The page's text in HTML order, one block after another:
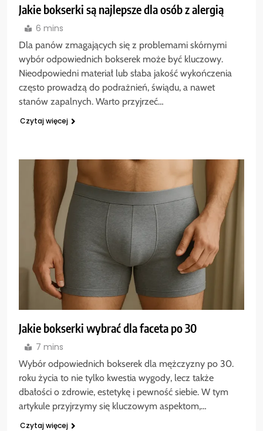
Jakie bokserki są najlepsze dla osób z alergią
6 mins
Dla panów zmagających się z problemami skórnymi
wybór odpowiednich bokserek może być kluczowy.
Nieodpowiedni materiał lub słaba jakość wykończenia
często prowadzą do podrażnień, świądu, a nawet
stanów zapalnych. Warto przyjrzeć…
Czytaj więcej
Jakie bokserki wybrać dla faceta po 30
7 mins
Wybór odpowiednich bokserek dla mężczyzny po 30.
roku życia to nie tylko kwestia wygody, lecz także
dbałości o zdrowie, estetykę i pewność siebie. W tym
artykule przyjrzymy się kluczowym aspektom,…
Czytaj więcej